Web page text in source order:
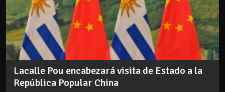
Lacalle Pou encabezará visita de Estado a la
República Popular China